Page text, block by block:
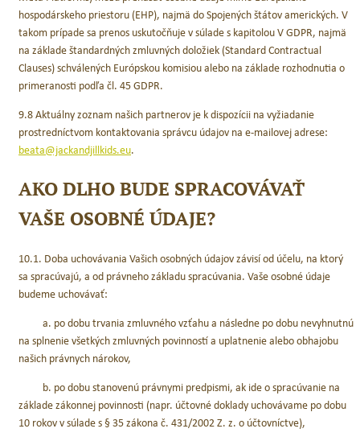
hospodárskeho priestoru (EHP), najmä do Spojených štátov amerických. V
takom prípade sa prenos uskutočňuje v súlade s kapitolou V GDPR, najmä
na základe štandardných zmluvných doložiek (Standard Contractual
Clauses) schválených Európskou komisiou alebo na základe rozhodnutia o
primeranosti podľa čl. 45 GDPR.
9.8 Aktuálny zoznam našich partnerov je k dispozícii na vyžiadanie
prostredníctvom kontaktovania správcu údajov na e-mailovej adrese:
beata@jackandjillkids.eu.
AKO DLHO BUDE SPRACOVÁVAŤ
VAŠE OSOBNÉ ÚDAJE?
10.1. Doba uchovávania Vašich osobných údajov závisí od účelu, na ktorý
sa spracúvajú, a od právneho základu spracúvania. Vaše osobné údaje
budeme uchovávať:
a. po dobu trvania zmluvného vzťahu a následne po dobu nevyhnutnú
na splnenie všetkých zmluvných povinností a uplatnenie alebo obhajobu
našich právnych nárokov,
b. po dobu stanovenú právnymi predpismi, ak ide o spracúvanie na
základe zákonnej povinnosti (napr. účtovné doklady uchovávame po dobu
10 rokov v súlade s § 35 zákona č. 431/2002 Z. z. o účtovníctve),